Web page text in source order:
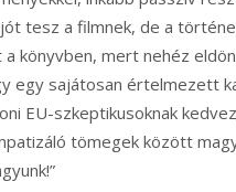
tesz a filmnek, de a
könyvben, mert nehéz
egy sajátosan értelmezett
EU-szkeptikusoknak
tömegek között